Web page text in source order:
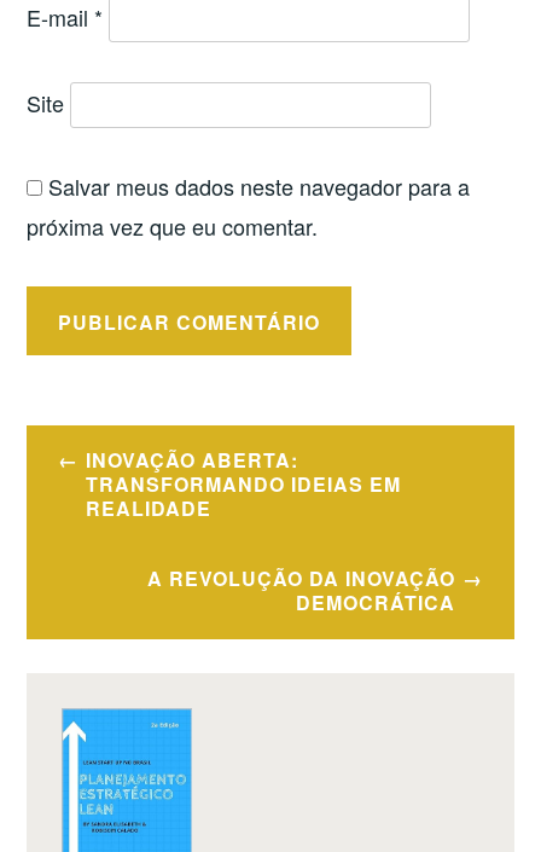
E-mail *
Site
Salvar meus dados neste navegador para a
próxima vez que eu comentar.
Navegação
INOVAÇÃO ABERTA:
TRANSFORMANDO IDEIAS EM
REALIDADE
A REVOLUÇÃO DA INOVAÇÃO
DEMOCRÁTICA